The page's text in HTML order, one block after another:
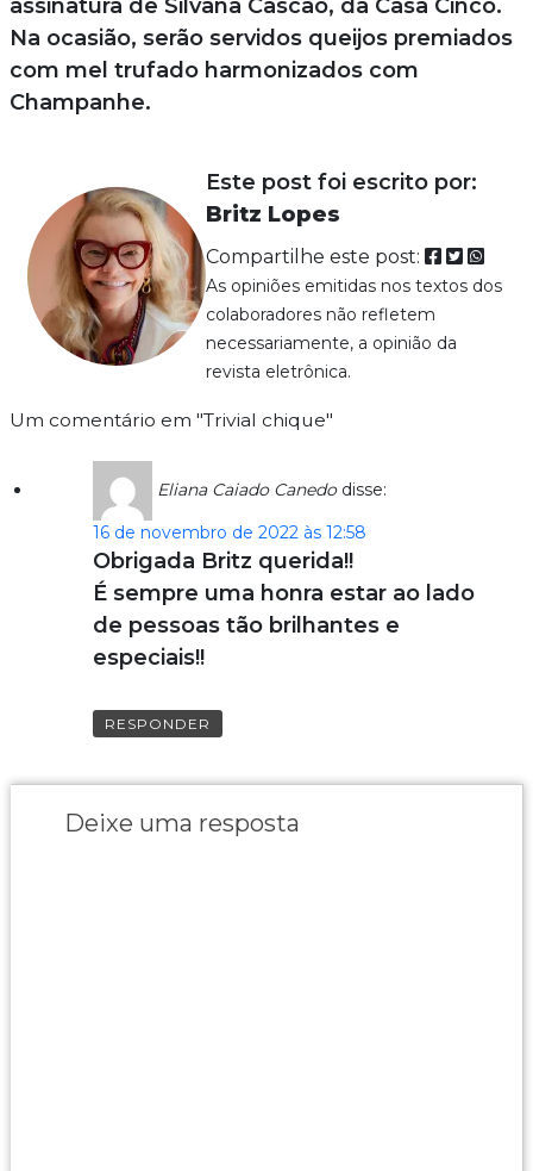
assinatura de Silvana Cascão, da Casa Cinco.
Na ocasião, serão servidos queijos premiados
com mel trufado harmonizados com
Champanhe.
Este post foi escrito por:
Britz Lopes
Compartilhe este post:
As opiniões emitidas nos textos dos
colaboradores não refletem
necessariamente, a opinião da
revista eletrônica.
Um comentário em "Trivial chique"
Eliana Caiado Canedo disse:
16 de novembro de 2022 às 12:58
Obrigada Britz querida!!
É sempre uma honra estar ao lado
de pessoas tão brilhantes e
especiais!!
RESPONDER
Deixe uma resposta